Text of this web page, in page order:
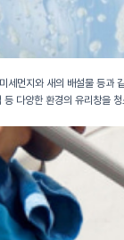
세먼지와 새의 배설물 등과
다양한 환경의 유리창을